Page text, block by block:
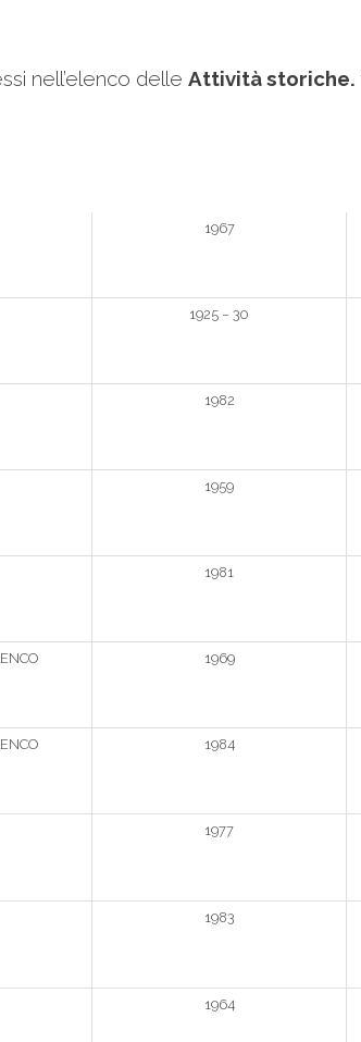
nell’elenco delle Attività storiche.
1967
1925 – 30
1982
1959
1981
1969
1984
1977
1983
1964